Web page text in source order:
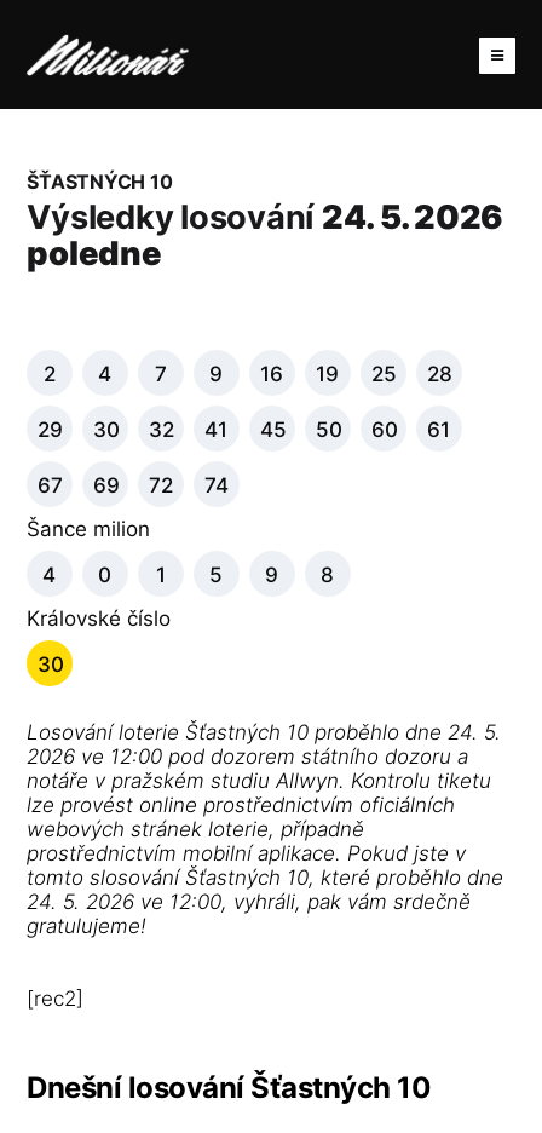
ŠŤASTNÝCH 10
Výsledky losování 24. 5. 2026
poledne
2 4 7 9 16 19 25 28
29 30 32 41 45 50 60 61
67 69 72
74
Šance milion
4
0 1 5 9
8
Královské číslo
30
Losování loterie Šťastných 10 proběhlo dne 24. 5.
2026 ve 12:00 pod dozorem státního dozoru a
notáře v pražském studiu Allwyn. Kontrolu tiketu
lze provést online prostřednictvím oficiálních
webových stránek loterie, případně
prostřednictvím mobilní aplikace. Pokud jste v
tomto slosování Šťastných 10, které proběhlo dne
24. 5. 2026 ve 12:00, vyhráli, pak vám srdečně
gratulujeme!
[rec2]
Dnešní losování Šťastných 10